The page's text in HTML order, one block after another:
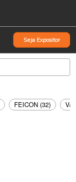
Seja Expositor
FEICON (32)